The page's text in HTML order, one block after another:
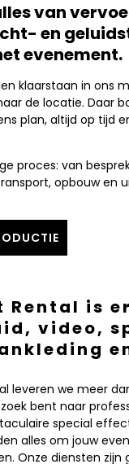
van
en
evenement.
klaarstaan in ons
de locatie. Daar
plan, altijd op tijd
proces: van
opbouw en
Rental is
video,
leveren we meer
bent naar
special
alles om jouw
Onze diensten zijn